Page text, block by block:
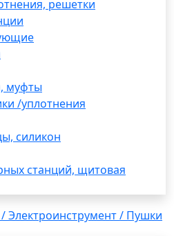
решетки
муфты
/уплотнения
силикон
станций, щитовая
Электроинструмент / Пушки